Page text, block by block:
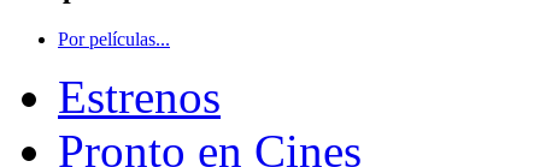
Por películas...
Estrenos
Pronto en Cines